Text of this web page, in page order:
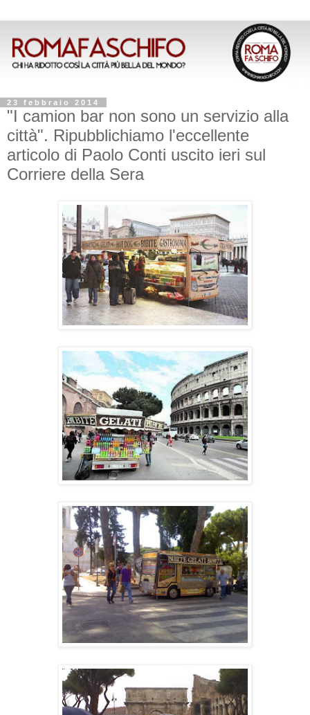
23 febbraio 2014
"I camion bar non sono un servizio alla
città". Ripubblichiamo l'eccellente
articolo di Paolo Conti uscito ieri sul
Corriere della Sera